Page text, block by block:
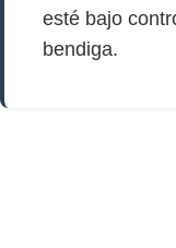
esté bajo
bendiga.